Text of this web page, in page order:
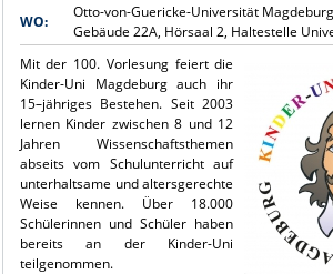
WO:
Otto-von-Guericke-Universität
Gebäude 22A, Hörsaal 2, Haltestelle
Mit der 100. Vorlesung feiert die
Kinder-Uni Magdeburg auch ihr
15–jähriges Bestehen. Seit 2003
lernen Kinder zwischen 8 und 12
Jahren Wissenschaftsthemen
abseits vom Schulunterricht auf
unterhaltsame und altersgerechte
Weise kennen. Über 18.000
Schülerinnen und Schüler haben
bereits an der Kinder-Uni
teilgenommen.